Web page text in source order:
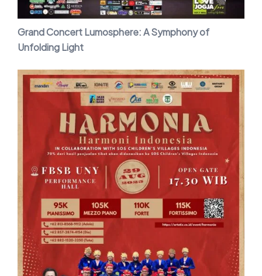
Grand Concert Lumosphere: A Symphony of
Unfolding Light